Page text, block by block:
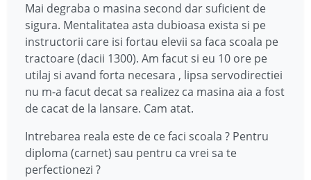
Mai degraba o masina second dar suficient de
sigura. Mentalitatea asta dubioasa exista si pe
instructorii care isi fortau elevii sa faca scoala pe
tractoare (dacii 1300). Am facut si eu 10 ore pe
utilaj si avand forta necesara , lipsa servodirectiei
nu m-a facut decat sa realizez ca masina aia a fost
de cacat de la lansare. Cam atat.
Intrebarea reala este de ce faci scoala ? Pentru
diploma (carnet) sau pentru ca vrei sa te
perfectionezi ?